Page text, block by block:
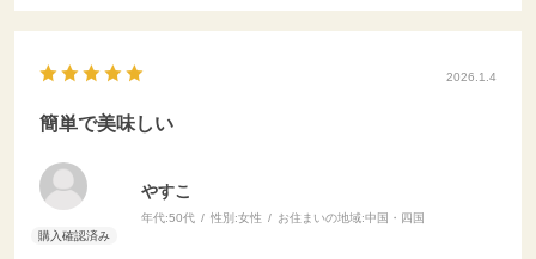
2026.1.4
簡単で美味しい
やすこ
年代:50代 性別:女性 お住まいの地域:中国・四国